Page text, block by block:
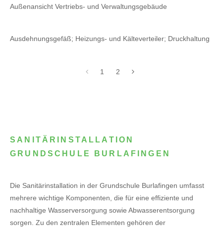
Außenansicht Vertriebs- und Verwaltungsgebäude
Ausdehnungsgefäß; Heizungs- und Kälteverteiler; Druckhaltung
1 2
SANITÄRINSTALLATION
GRUNDSCHULE BURLAFINGEN
Die Sanitärinstallation in der Grundschule Burlafingen umfasst
mehrere wichtige Komponenten, die für eine effiziente und
nachhaltige Wasserversorgung sowie Abwasserentsorgung
sorgen. Zu den zentralen Elementen gehören der